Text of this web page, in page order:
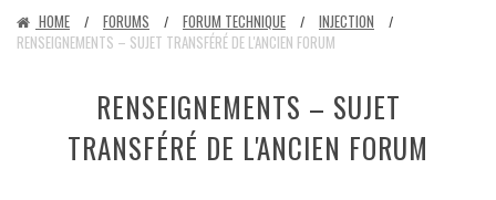
HOME / FORUMS / FORUM TECHNIQUE / INJECTION /
RENSEIGNEMENTS – SUJET TRANSFÉRÉ DE L'ANCIEN FORUM
RENSEIGNEMENTS – SUJET
TRANSFÉRÉ DE L'ANCIEN FORUM